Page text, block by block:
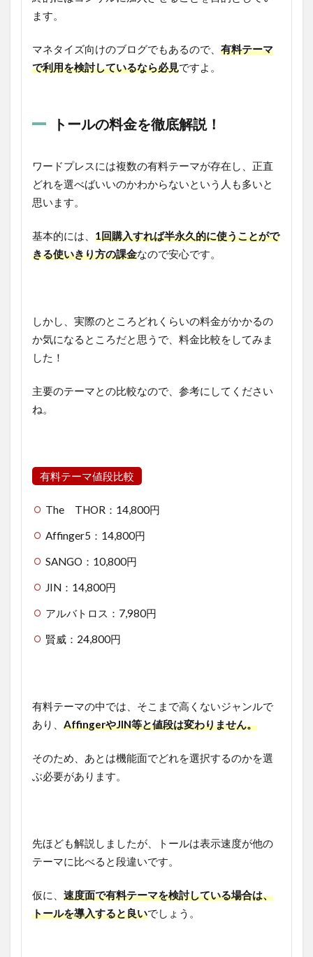
ます。
マネタイズ向けのブログでもあるので、 有料テーマ
で利用を検討しているなら必見ですよ。
トールの料金を徹底解説！
ワードプレスには複数の有料テーマが存在し、正直
どれを選べばいいのかわからないという人も多いと
思います。
基本的には、 1回購入すれば半永久的に使うことがで
きる使いきり方の課金なので安心です。
しかし、実際のところどれくらいの料金がかかるの
か気になるところだと思うで、料金比較をしてみま
した！
主要のテーマとの比較なので、参考にしてください
ね。
有料テーマ値段比較
The THOR：14,800円
Affinger5：14,800円
SANGO：10,800円
JIN：14,800円
アルバトロス：7,980円
賢威：24,800円
有料テーマの中では、そこまで高くないジャンルで
あり、 AffingerやJIN等と値段は変わりません。
そのため、あとは機能面でどれを選択するのかを選
ぶ必要があります。
先ほども解説しましたが、トールは表示速度が他の
テーマに比べると段違いです。
仮に、 速度面で有料テーマを検討している場合は、
トールを導入すると良いでしょう。